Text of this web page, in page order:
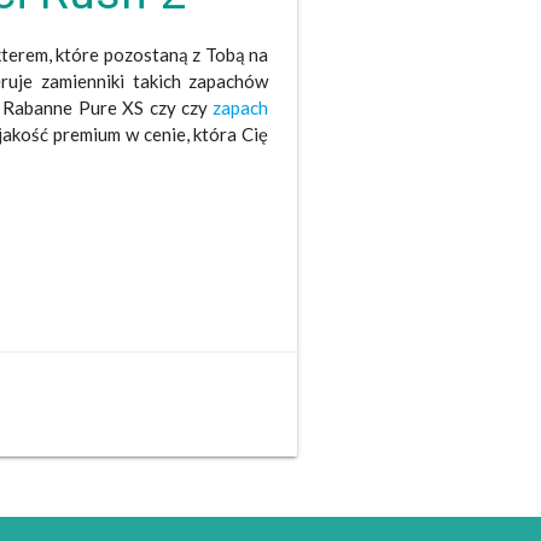
które pozostaną z Tobą na
zamienniki takich zapachów
Pure XS czy czy zapach
premium w cenie, która Cię